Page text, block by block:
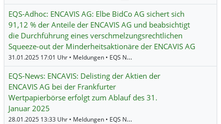
EQS-Adhoc: ENCAVIS AG: Elbe BidCo AG sichert sich
91,12 % der Anteile der ENCAVIS AG und beabsichtigt
die Durchführung eines verschmelzungsrechtlichen
Squeeze-out der Minderheitsaktionäre der ENCAVIS AG
31.01.2025 17:01 Uhr • Meldungen • EQS News •
EQS-News: ENCAVIS: Delisting der Aktien der
ENCAVIS AG bei der Frankfurter
Wertpapierbörse erfolgt zum Ablauf des 31.
Januar 2025
28.01.2025 13:33 Uhr • Meldungen • EQS News •